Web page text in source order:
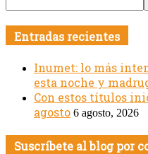
Entradas recientes
Inumet: lo más
esta noche y
Con estos títulos
agosto 6 agosto, 2026
Suscríbete al blog por